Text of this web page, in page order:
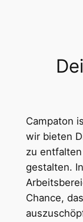
Campaton
wir bieten
zu
gestalten.
Chance,